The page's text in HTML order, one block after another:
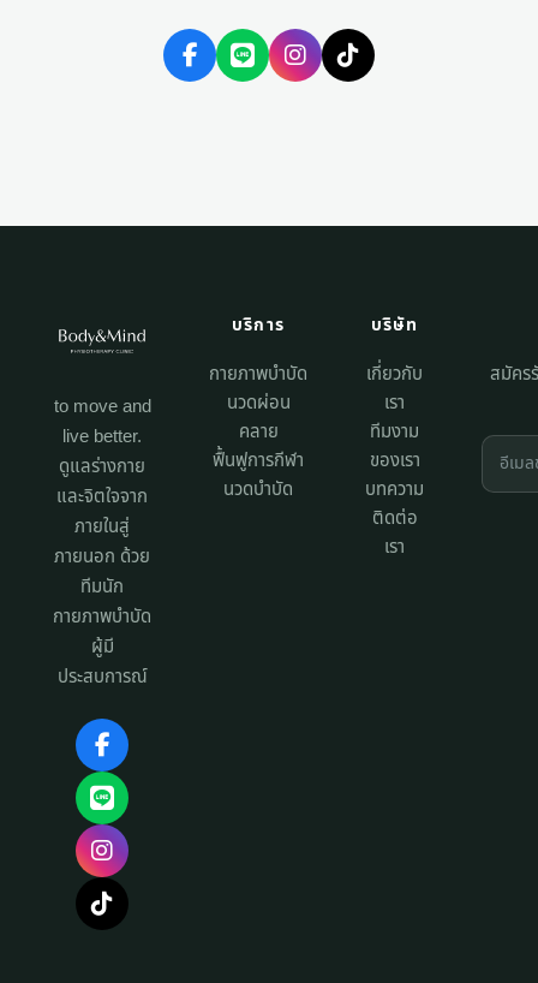
to move and
live better.
ดูแลร่างกาย
และจิตใจจาก
ภายในสู่
ภายนอก ด้วย
ทีมนัก
กายภาพบำบัด
ผู้มี
ประสบการณ์
บริการ
กายภาพบำบัด
นวดผ่อน
คลาย
ฟื้นฟูการกีฬา
นวดบำบัด
บริษัท
เกี่ยวกับ
เรา
ทีมงาม
ของเรา
บทความ
ติดต่อ
เรา
สมัคร